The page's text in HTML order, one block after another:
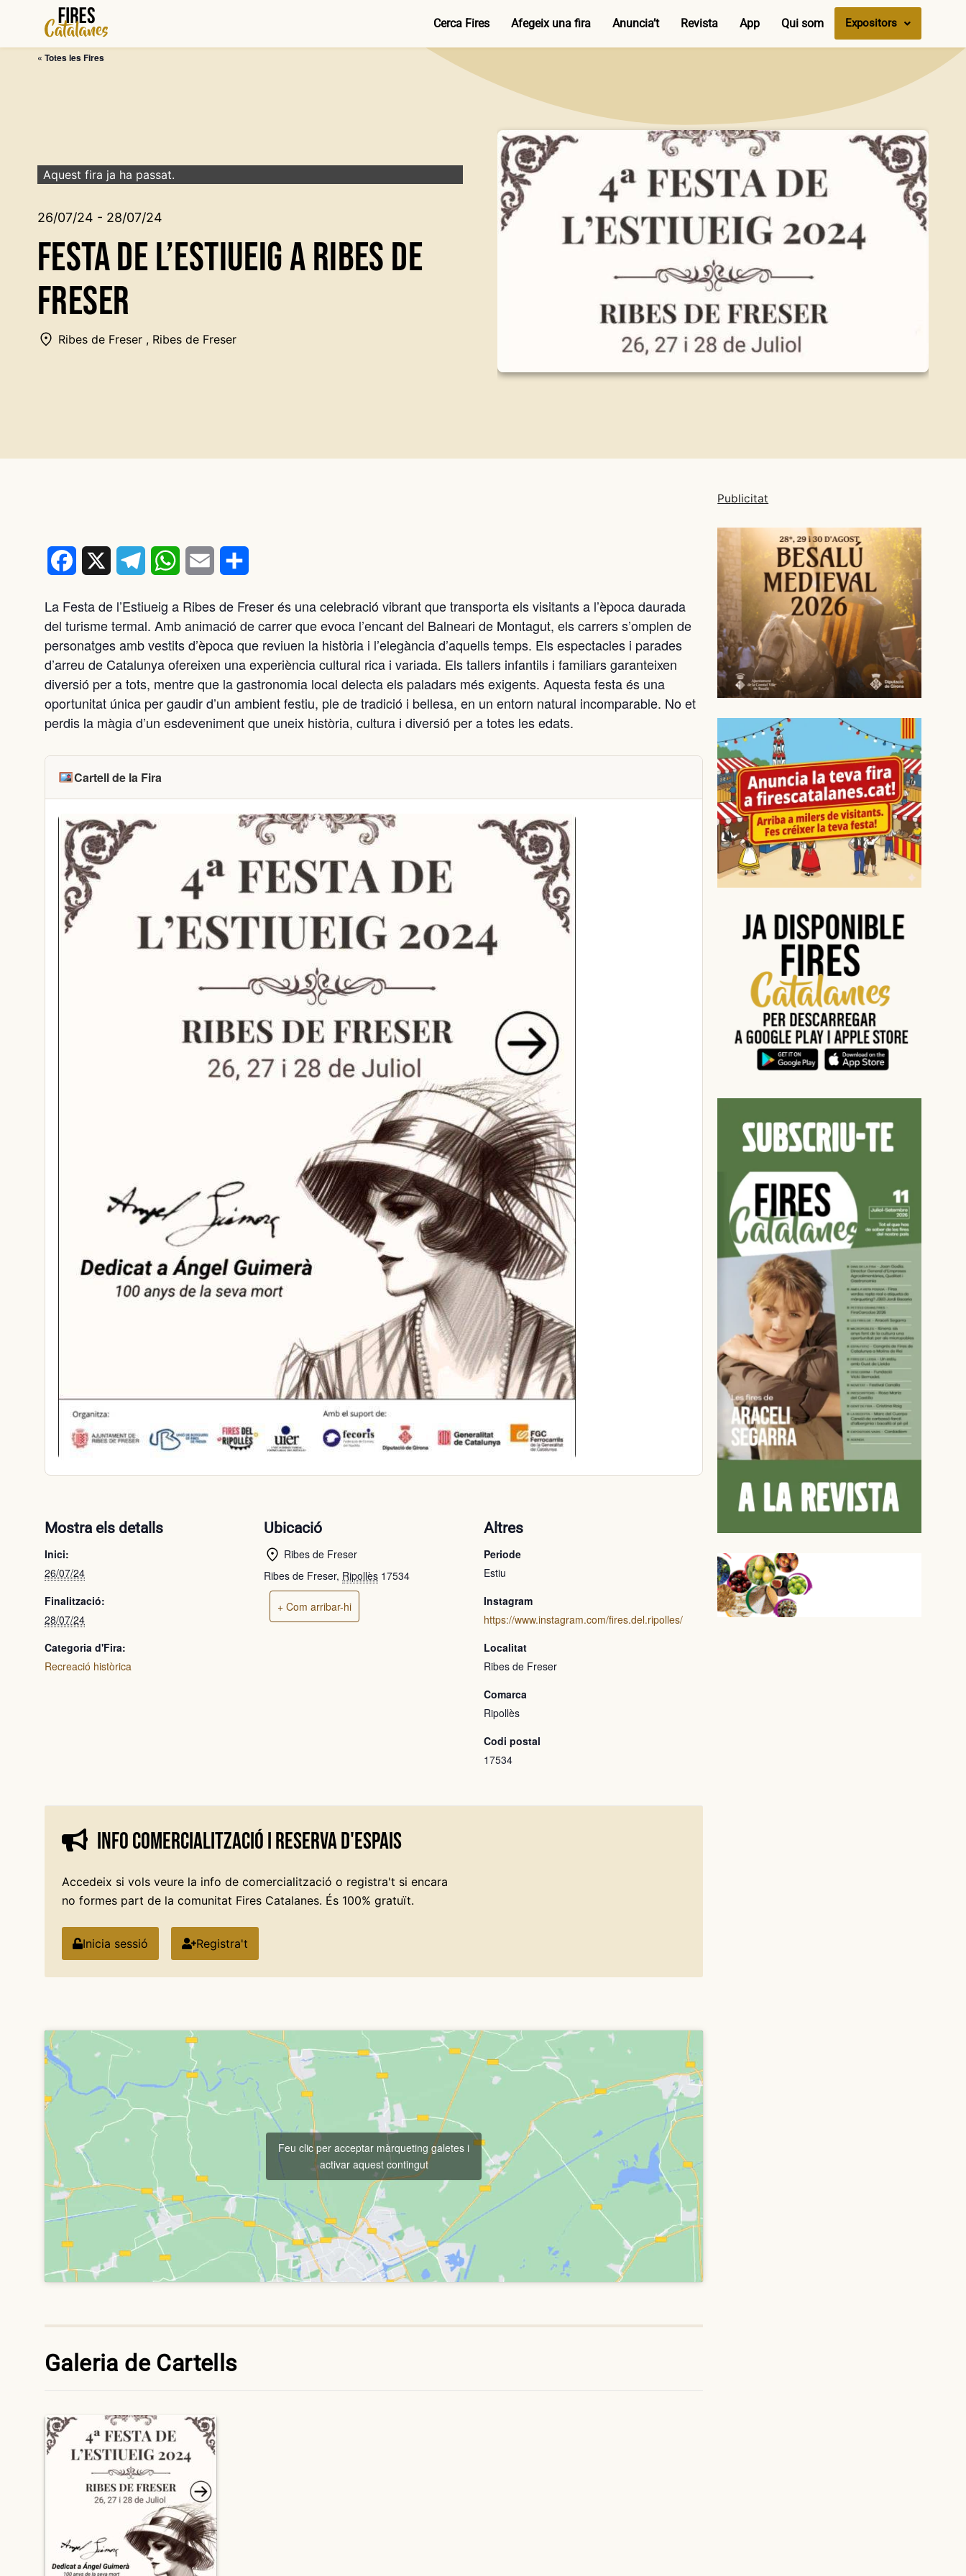
contingut
Cerca Fires Afegeix una fira Anuncia’t Revista App Qui som Expositors
« Totes les Fires
Aquest fira ja ha passat.
26/07/24 - 28/07/24
Festa de l’Estiueig a Ribes de
Freser
Ribes de Freser , Ribes de Freser
Facebook TelegramWhatsApp
Email
La Festa de l’Estiueig a Ribes de Freser és una celebració vibrant que transporta els visitants a l’època daurada
del turisme termal. Amb animació de carrer que evoca l’encant del Balneari de Montagut, els carrers s’omplen de
personatges amb vestits d’època que reviuen la història i l’elegància d’aquells temps. Els espectacles i parades
d’arreu de Catalunya ofereixen una experiència cultural rica i variada. Els tallers infantils i familiars garanteixen
diversió per a tots, mentre que la gastronomia local delecta els paladars més exigents. Aquesta festa és una
oportunitat única per gaudir d’un ambient festiu, ple de tradició i bellesa, en un entorn natural incomparable. No et
perdis la màgia d’un esdeveniment que uneix història, cultura i diversió per a totes les edats.
Cartell de la Fira
Mostra els detalls
Inici:
26/07/24
Finalització:
28/07/24
Categoria d'Fira:
Recreació històrica
Ubicació
Ribes de Freser
Ribes de Freser, Ripollès 17534
+ Com arribar-hi
Altres
Periode
Estiu
Instagram
https://www.instagram.com/fires.del.ripolles/
Localitat
Ribes de Freser
Comarca
Ripollès
Codi postal
17534
Info comercialització i reserva d'espais
Accedeix si vols veure la info de comercialització o registra't si encara
no formes part de la comunitat Fires Catalanes. És 100% gratuït.
Inicia sessió Registra't
Feu clic per acceptar màrqueting galetes i
activar aquest contingut
Galeria de Cartells
Publicitat